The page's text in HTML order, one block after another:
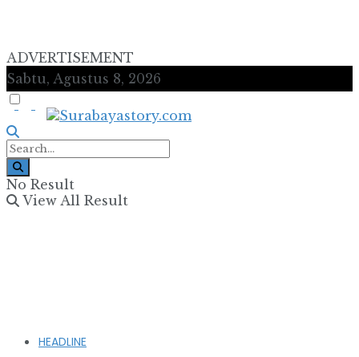
ADVERTISEMENT
Sabtu, Agustus 8, 2026
No Result
View All Result
HEADLINE